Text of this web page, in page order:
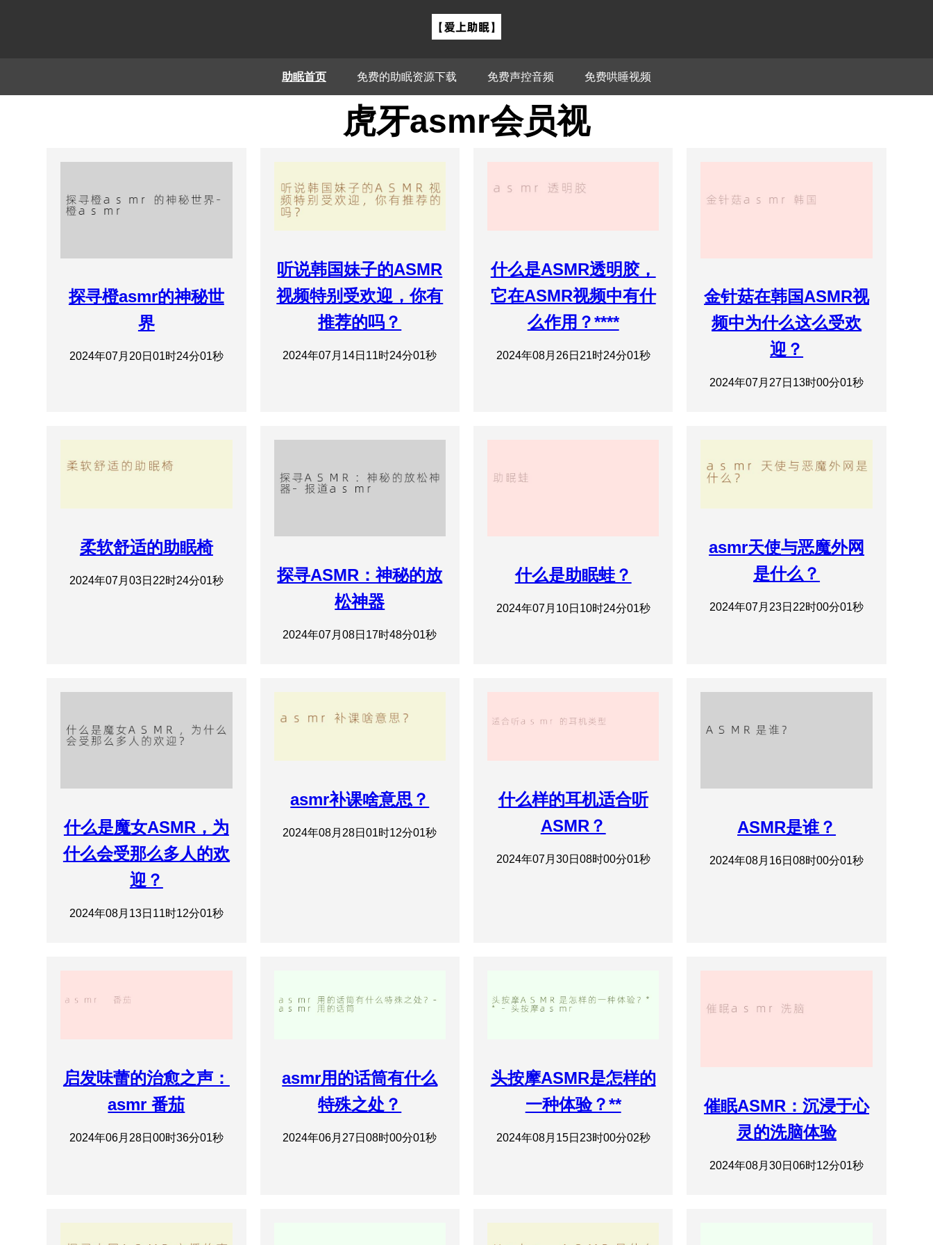
助眠首页 免费的助眠资源下载 免费声控音频 免费哄睡视频
虎牙asmr会员视
探寻橙asmr的神秘世
界
2024年07月20日01时24分01秒
听说韩国妹子的ASMR
视频特别受欢迎，你有
推荐的吗？
2024年07月14日11时24分01秒
什么是ASMR透明胶，
它在ASMR视频中有什
么作用？****
2024年08月26日21时24分01秒
金针菇在韩国ASMR视
频中为什么这么受欢
迎？
2024年07月27日13时00分01秒
柔软舒适的助眠椅
2024年07月03日22时24分01秒
探寻ASMR：神秘的放
松神器
2024年07月08日17时48分01秒
什么是助眠蛙？
2024年07月10日10时24分01秒
asmr天使与恶魔外网
是什么？
2024年07月23日22时00分01秒
什么是魔女ASMR，为
什么会受那么多人的欢
迎？
2024年08月13日11时12分01秒
asmr补课啥意思？
2024年08月28日01时12分01秒
什么样的耳机适合听
ASMR？
2024年07月30日08时00分01秒
ASMR是谁？
2024年08月16日08时00分01秒
启发味蕾的治愈之声：
asmr 番茄
2024年06月28日00时36分01秒
asmr用的话筒有什么
特殊之处？
2024年06月27日08时00分01秒
头按摩ASMR是怎样的
一种体验？**
2024年08月15日23时00分02秒
催眠ASMR：沉浸于心
灵的洗脑体验
2024年08月30日06时12分01秒